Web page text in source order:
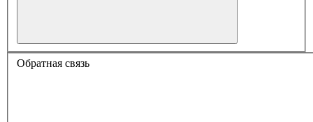
Обратная связь